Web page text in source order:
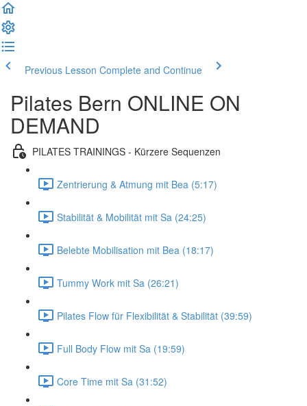
Previous Lesson Complete and Continue
Pilates Bern ONLINE ON
DEMAND
PILATES TRAININGS - Kürzere Sequenzen
Zentrierung & Atmung mit Bea (5:17)
Stabilität & Mobilität mit Sa (24:25)
Belebte Mobilisation mit Bea (18:17)
Tummy Work mit Sa (26:21)
Pilates Flow für Flexibilität & Stabilität (39:59)
Full Body Flow mit Sa (19:59)
Core Time mit Sa (31:52)